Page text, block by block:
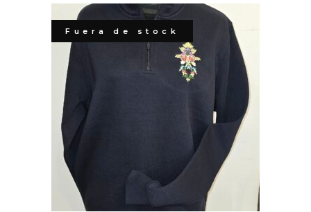
Fuera de stock